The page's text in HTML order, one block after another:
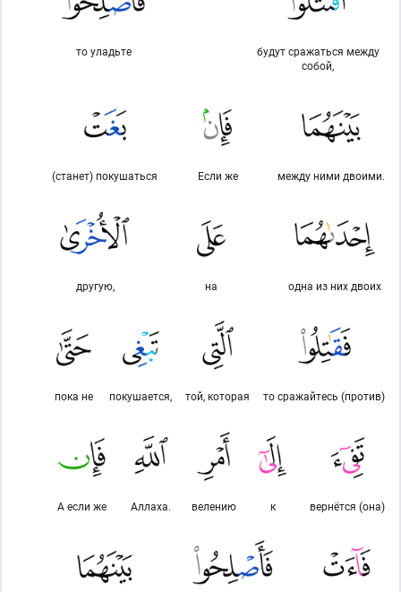
будут сражаться между
собой,
то уладьте
между ними двоими.
Если же
(станет) покушаться
одна из них двоих
на
другую,
то сражайтесь (против)
той, которая
покушается,
пока не
вернётся (она)
к
велению
Аллаха.
А если же